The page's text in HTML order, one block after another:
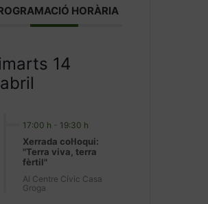
HORÀRIA
14
17:00 h - 19:30 h
Xerrada col·loqui:
"Terra viva, terra
fèrtil"
Al Centre Cívic Casa
Groga